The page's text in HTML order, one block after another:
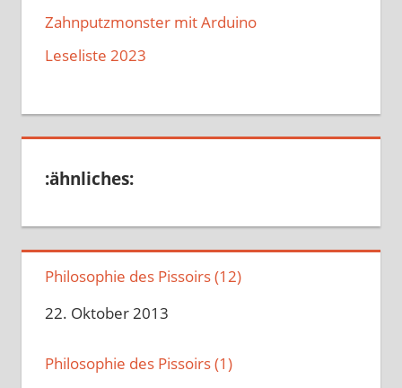
Zahnputzmonster mit Arduino
Leseliste 2023
:ähnliches:
Philosophie des Pissoirs (12)
Datum
22. Oktober 2013
Philosophie des Pissoirs (1)